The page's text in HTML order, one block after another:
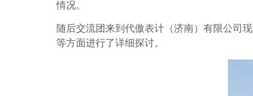
情况。
随后交流团来到 代傲表计（济南）有限公司
等方面进行了详细探讨。